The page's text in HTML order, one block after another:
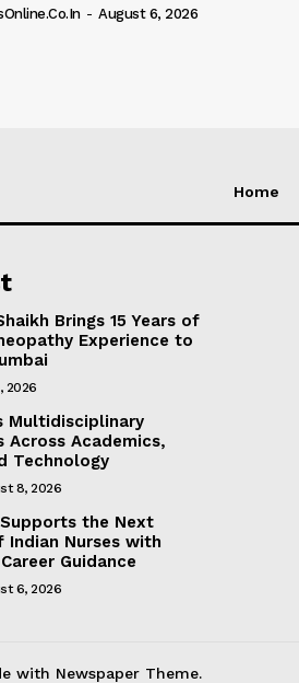
- August 6, 2026
Home
Brings 15 Years of
Experience to
2026
Multidisciplinary
Across Academics,
Technology
8, 2026
the Next
Indian Nurses with
Guidance
6, 2026
with Newspaper Theme.